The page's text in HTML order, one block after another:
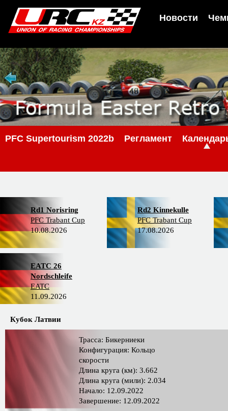
Новости
PFC Supertourism 2022b Регламент
Rd1 Norisring
PFC Trabant Cup
10.08.2026
Rd2 Kinnekulle
PFC Trabant Cup
17.08.2026
EATC 26
Nordschleife
EATC
11.09.2026
Кубок Латвии
Трасса: Бикерниеки
Конфигурация: Кольцо
скорости
Длина круга (км): 3.662
Длина круга (мили): 2.034
Начало: 12.09.2022
Завершение: 12.09.2022